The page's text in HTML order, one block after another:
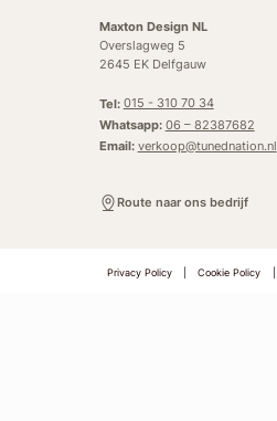
Maxton Design NL
Overslagweg 5
2645 EK Delfgauw
Tel: 015 - 310 70 34
Whatsapp: 06 – 82387682
Email: verkoop@tunednation.nl
Route naar ons bedrijf
Privacy Policy Cookie Policy